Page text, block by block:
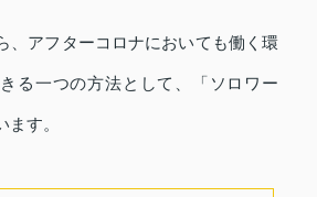
、アフターコロナにおいても働く環
る一つの方法として、「ソロワー
す。